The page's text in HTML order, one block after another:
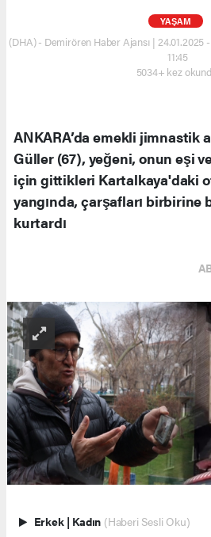
YAŞAM
(DHA) - Demirören Haber Ajansı | 24.01.2025
11:45
5034+ kez
ANKARA’da emekli jimnastik
Güller (67), yeğeni, onun eşi
için gittikleri Kartalkaya'daki
yangında, çarşafları birbirine
kurtardı
Erkek | Kadın (Haberi Sesli Oku)